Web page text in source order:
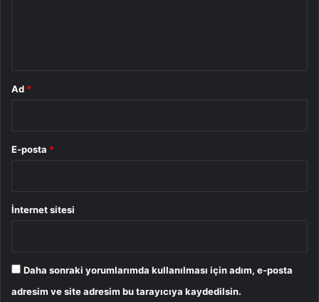
Ad *
E-posta *
İnternet sitesi
Daha sonraki yorumlarımda kullanılması için adım, e-posta
adresim ve site adresim bu tarayıcıya kaydedilsin.